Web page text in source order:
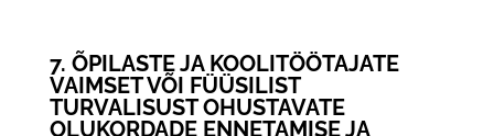
7. ÕPILASTE JA KOOLITÖÖTAJATE
VAIMSET VÕI FÜÜSILIST
TURVALISUST OHUSTAVATE
OLUKORDADE ENNETAMISE JA